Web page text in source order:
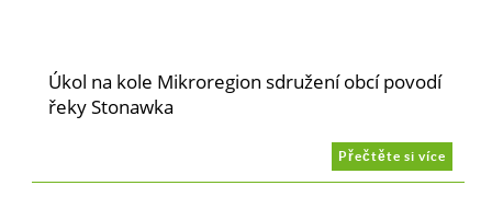
Úkol na kole Mikroregion sdružení obcí povodí
řeky Stonawka
Přečtěte si více